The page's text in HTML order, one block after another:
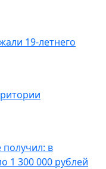
19-летнего
получил: в
1 300 000 рублей